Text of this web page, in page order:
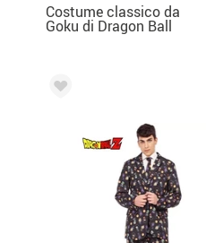
Costume classico da
Goku di Dragon Ball
per bambino